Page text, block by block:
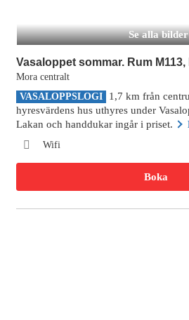
Vasaloppet sommar. Rum
Mora centralt
VASALOPPSLOGI
1,7 km från
hyresvärdens hus uthyres under
Lakan och handdukar ingår i priset.
Wifi
Boka
Se alla bilder